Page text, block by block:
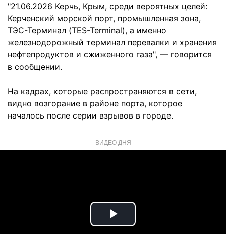
"21.06.2026 Керчь, Крым, среди вероятных целей:
Керченский морской порт, промышленная зона,
ТЭС-Терминал (TES-Terminal), а именно
железнодорожный терминал перевалки и хранения
нефтепродуктов и сжиженного газа", — говорится
в сообщении.
На кадрах, которые распространяются в сети,
видно возгорание в районе порта, которое
началось после серии взрывов в городе.
ВИДЕО ДНЯ
Play